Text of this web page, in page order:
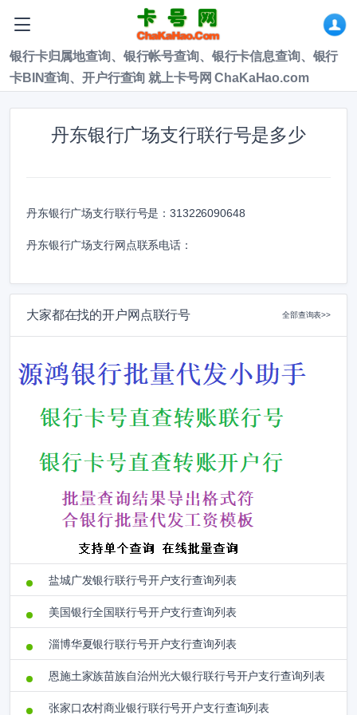
银行卡归属地查询、银行帐号查询、银行卡信息查询、银行
卡BIN查询、开户行查询 就上卡号网 ChaKaHao.com
丹东银行广场支行联行号是多少
丹东银行广场支行联行号是：313226090648
丹东银行广场支行网点联系电话：
大家都在找的开户网点联行号 全部查询表>>
盐城广发银行联行号开户支行查询列表
美国银行全国联行号开户支行查询列表
淄博华夏银行联行号开户支行查询列表
恩施土家族苗族自治州光大银行联行号开户支行查询列表
张家口农村商业银行联行号开户支行查询列表